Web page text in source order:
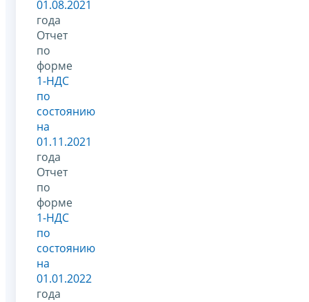
01.08.2021
года
Отчет
по
форме
1-НДС
по
состоянию
на
01.11.2021
года
Отчет
по
форме
1-НДС
по
состоянию
на
01.01.2022
года